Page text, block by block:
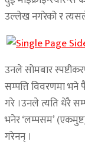
उल्लेख नगरेको र त्यसले
उनले सोमबार
सम्पत्ति विवरणमा
गरे ।उनले त्यति धेरै
भनेर ‘लम्पसम’
गरेनन् ।